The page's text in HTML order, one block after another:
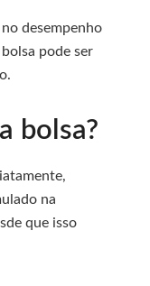
desempenho
pode ser
bolsa?
na
que isso